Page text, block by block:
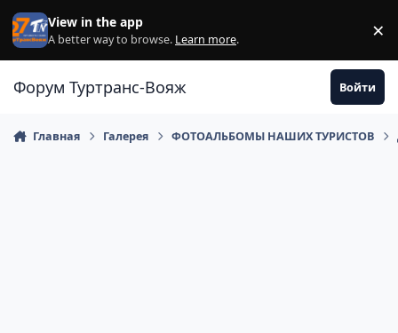
Перейти к содержанию
View in the app
A better way to browse. Learn more. ×
Форум Туртранс-Вояж Войти
Главная Галерея ФОТОАЛЬБОМЫ НАШИХ ТУРИСТОВ